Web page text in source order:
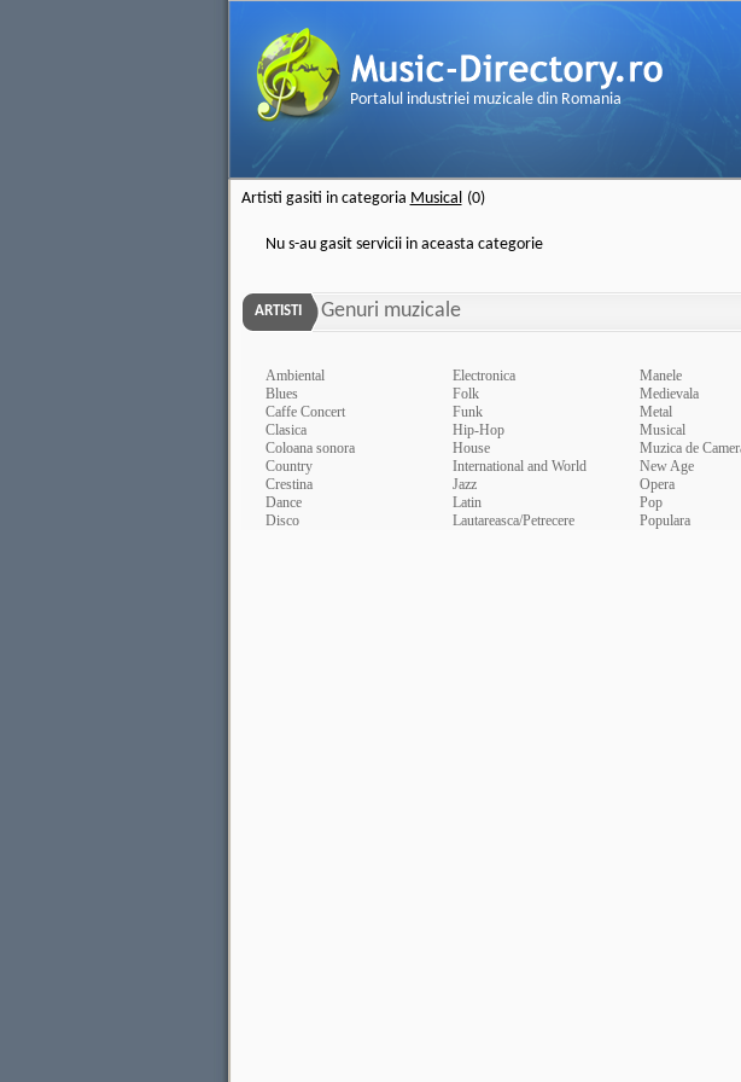
Portalul industriei muzicale din Romania
Artisti gasiti in categoria Musical (0)
Nu s-au gasit servicii in aceasta categorie
ARTISTI Genuri muzicale
Ambiental Electronica Manele
Blues
Folk Medievala
Caffe Concert
Funk Metal
Clasica
Hip-Hop Musical
Coloana sonora
House Muzica de
Country
International and World New Age
Crestina
Jazz Opera
Dance
Latin Pop
Disco
Lautareasca/Petrecere Populara